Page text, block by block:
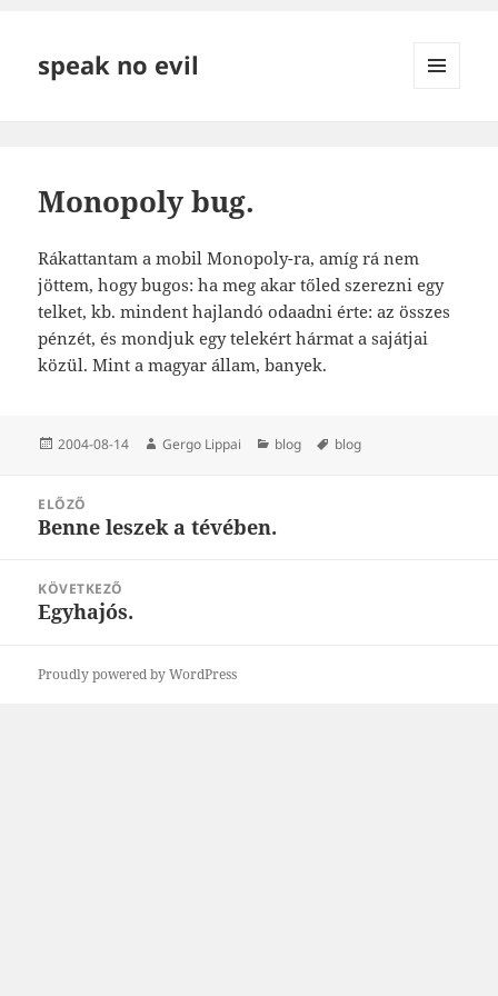
speak no evil
Monopoly bug.
Rákattantam a mobil Monopoly-ra, amíg rá nem
jöttem, hogy bugos: ha meg akar tőled szerezni egy
telket, kb. mindent hajlandó odaadni érte: az összes
pénzét, és mondjuk egy telekért hármat a sajátjai
közül. Mint a magyar állam, banyek.
Közzétéve
2004-08-14 Szerző
Gergo Lippai Kategória
blog Címke
blog
navigáció
ELŐZŐ
Korábbi
Benne leszek a tévében.
KÖVETKEZŐ
Következő
Egyhajós.
Proudly powered by WordPress